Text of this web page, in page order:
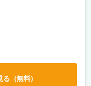
（無料）